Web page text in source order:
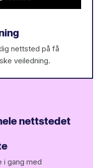
nettsted på få
veiledning.
nettstedet
i gang med